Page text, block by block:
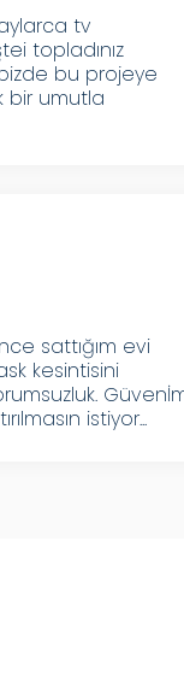
tv
topladınız
bu projeye
bir umutla
sattığım evi
kesintisini
istiyor...